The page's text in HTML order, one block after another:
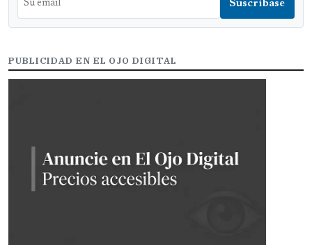
PUBLICIDAD EN EL OJO DIGITAL